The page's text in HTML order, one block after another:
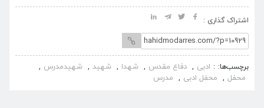
اشتراک گذاری :
برچسب‌ها: ادبی , دفاع مقدس , شهدا , شهید , شهیدمدرس ,
محفل , محفل ادبی , مدرس